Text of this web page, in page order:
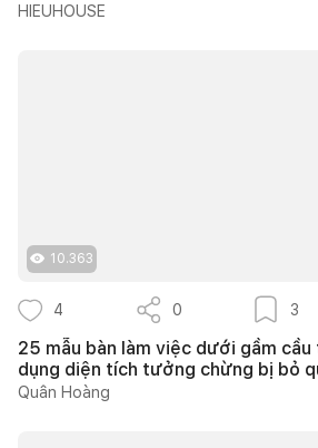
HIEUHOUSE
10.363
4 0 3
25 mẫu bàn làm việc dưới gầm
dụng diện tích tưởng chừng bị bỏ
Quân Hoàng